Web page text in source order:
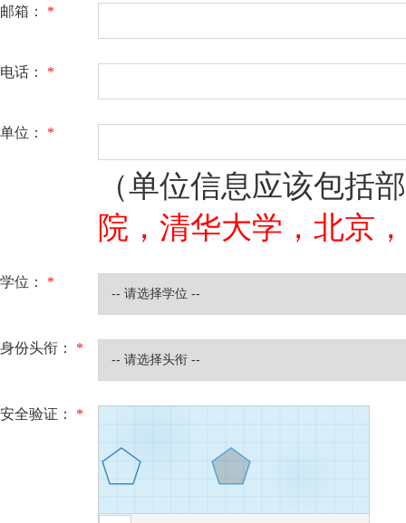
邮箱： *
电话： *
单位： *
（单位信息应该包括
院，清华大学，北京
学位： *
身份头衔： *
安全验证： *